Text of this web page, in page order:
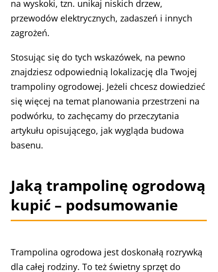
na wyskoki, tzn. unikaj niskich drzew,
przewodów elektrycznych, zadaszeń i innych
zagrożeń.
Stosując się do tych wskazówek, na pewno
znajdziesz odpowiednią lokalizację dla Twojej
trampoliny ogrodowej. Jeżeli chcesz dowiedzieć
się więcej na temat planowania przestrzeni na
podwórku, to zachęcamy do przeczytania
artykułu opisującego, jak wygląda budowa
basenu.
Jaką trampolinę ogrodową
kupić – podsumowanie
Trampolina ogrodowa jest doskonałą rozrywką
dla całej rodziny. To też świetny sprzęt do